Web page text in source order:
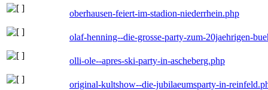
oberhausen-feiert-im-stadion-niederrhein.php
olaf-henning--die-grosse-party-zum-20jaehrigen-
olli-ole--apres-ski-party-in-ascheberg.php
original-kultshow--die-jubilaeumsparty-in-